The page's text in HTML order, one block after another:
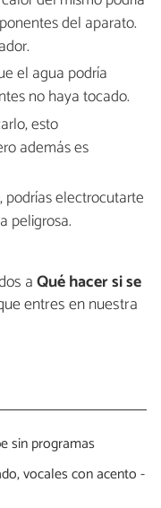
del aparato.
el agua podría
no haya tocado.
esto
además es
electrocutarte
peligrosa.
aQué hacer si se
entres en nuestra
sin programas
vocales con acento -